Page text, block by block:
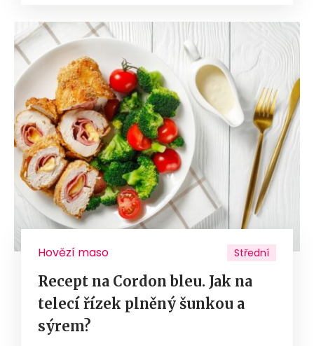
Hovězí maso Střední
Recept na Cordon bleu. Jak na
telecí řízek plněný šunkou a
sýrem?